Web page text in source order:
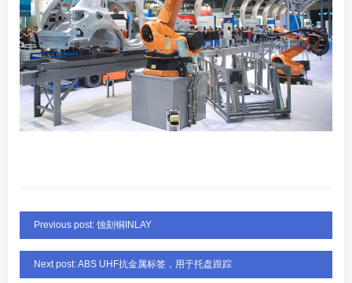
Previous post: 蚀刻铜INLAY
Next post: ABS UHF抗金属标签，用于托盘跟踪